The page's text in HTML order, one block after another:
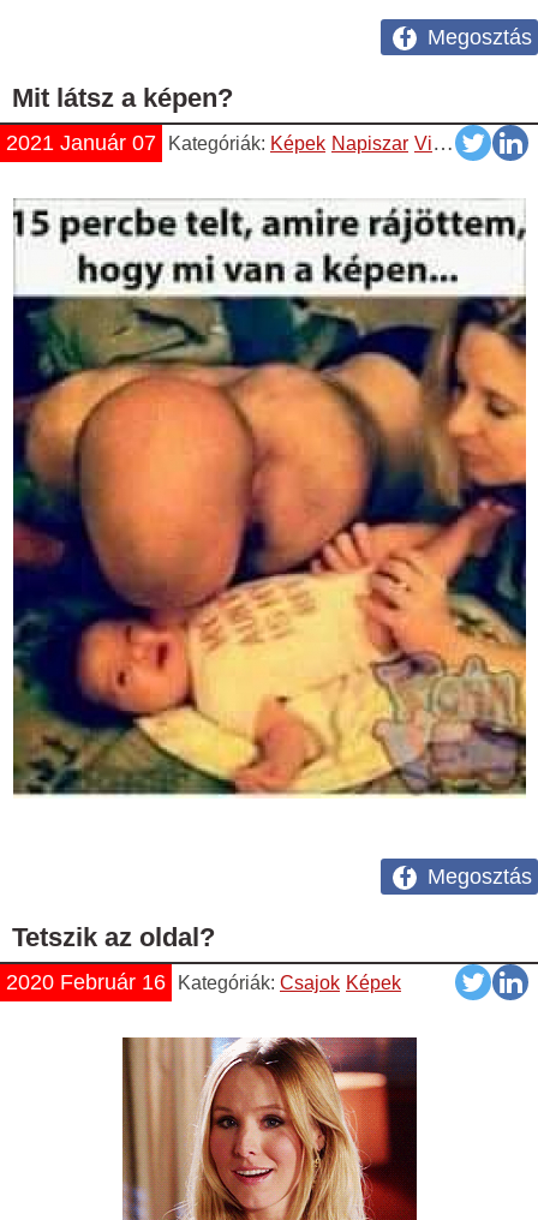
Megosztás
Mit látsz a képen?
2021 Január 07 Kategóriák: Képek Napiszar Vicces
Megosztás
Tetszik az oldal?
2020 Február 16 Kategóriák: Csajok Képek